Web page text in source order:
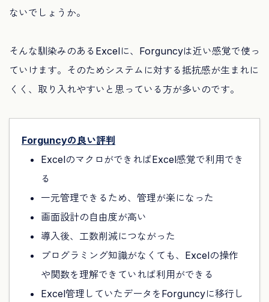
ないでしょうか。
そんな馴染みのあるExcelに、Forguncyは近い感覚で使っ
ていけます。そのためシステムに対する抵抗感が生まれに
くく、取り入れやすいと思っている方が多いのです。
Forguncyの良い評判
ExcelのマクロができればExcel感覚で利用でき
る
一元管理できるため、管理が楽になった
画面設計の自由度が高い
導入後、工数削減につながった
プログラミング知識がなくても、Excelの操作
や関数を理解できていれば利用ができる
Excel管理していたデータをForguncyに移行し